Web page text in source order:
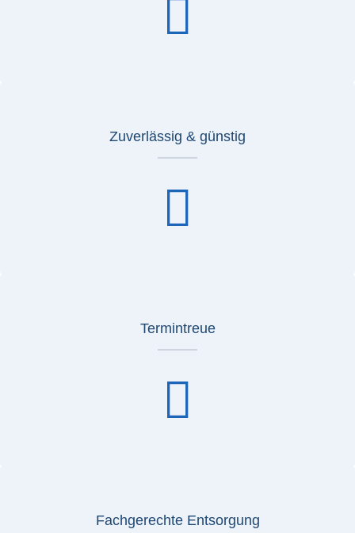
Zuverlässig & günstig
Termintreue
Fachgerechte Entsorgung